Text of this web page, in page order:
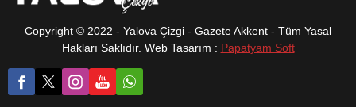
Copyright © 2022 - Yalova Çizgi - Gazete Akkent - Tüm Yasal
Hakları Saklıdır. Web Tasarım : Papatyam Soft